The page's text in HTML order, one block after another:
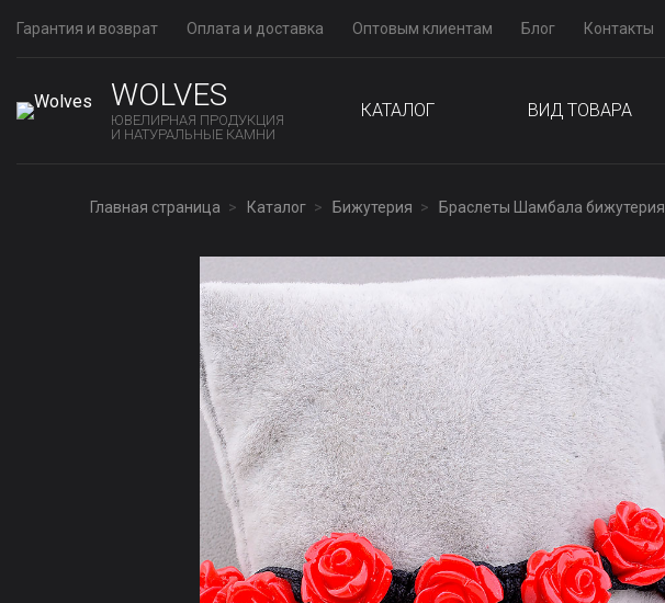
Гарантия и возврат Оплата и доставка Оптовым клиентам Блог Контакты
WOLVES
ЮВЕЛИРНАЯ ПРОДУКЦИЯ
И НАТУРАЛЬНЫЕ КАМНИ
КАТАЛОГ ВИД ТОВАРА
Главная страница Каталог Бижутерия Браслеты Шамбала бижутерия